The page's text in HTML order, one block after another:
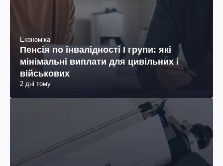
Економіка
Пенсія по інвалідності I групи: які
мінімальні виплати для цивільних і
військових
2 дні тому